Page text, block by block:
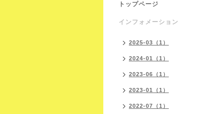
トップページ
インフォメーション
2025-03（1）
2024-01（1）
2023-06（1）
2023-01（1）
2022-07（1）